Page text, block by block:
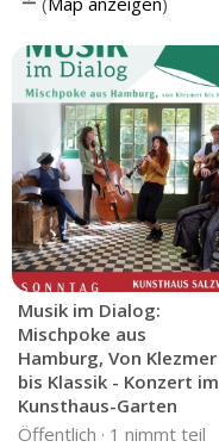
Musik im Dialog:
Mischpoke aus
Hamburg, Von Klezmer
bis Klassik - Konzert im
Kunsthaus-Garten
Öffentlich · 1 nimmt teil